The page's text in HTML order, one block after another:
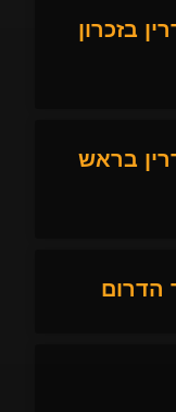
בזכרון
בראש
הדרום